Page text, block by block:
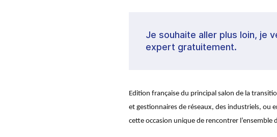
Je souhaite aller plus loin, je
expert gratuitement.
Edition française du principal salon de la
et gestionnaires de réseaux, des industriels, ou
cette occasion unique de rencontrer l’ensemble